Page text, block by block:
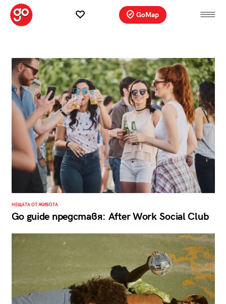
GoMap
НЕЩАТА ОТ ЖИВОТА
Go guide представя: After Work Social Club